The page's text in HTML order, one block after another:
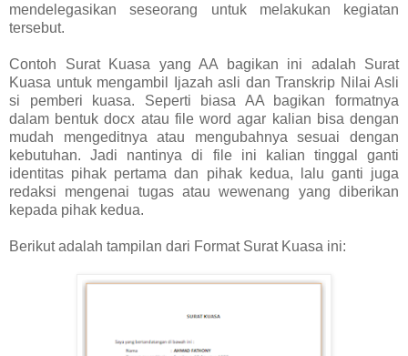
mendelegasikan seseorang untuk melakukan kegiatan
tersebut.
Contoh Surat Kuasa yang AA bagikan ini adalah Surat
Kuasa untuk mengambil Ijazah asli dan Transkrip Nilai Asli
si pemberi kuasa. Seperti biasa AA bagikan formatnya
dalam bentuk docx atau file word agar kalian bisa dengan
mudah mengeditnya atau mengubahnya sesuai dengan
kebutuhan. Jadi nantinya di file ini kalian tinggal ganti
identitas pihak pertama dan pihak kedua, lalu ganti juga
redaksi mengenai tugas atau wewenang yang diberikan
kepada pihak kedua.
Berikut adalah tampilan dari Format Surat Kuasa ini: